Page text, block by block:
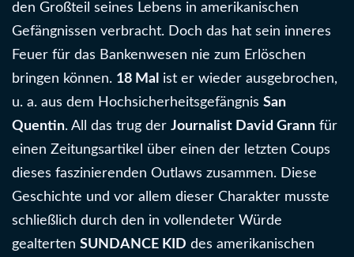
den Großteil seines Lebens in amerikanischen
Gefängnissen verbracht. Doch das hat sein inneres
Feuer für das Bankenwesen nie zum Erlöschen
bringen können. 18 Mal ist er wieder ausgebrochen,
u. a. aus dem Hochsicherheitsgefängnis San
Quentin. All das trug der Journalist David Grann für
einen Zeitungsartikel über einen der letzten Coups
dieses faszinierenden Outlaws zusammen. Diese
Geschichte und vor allem dieser Charakter musste
schließlich durch den in vollendeter Würde
gealterten SUNDANCE KID des amerikanischen